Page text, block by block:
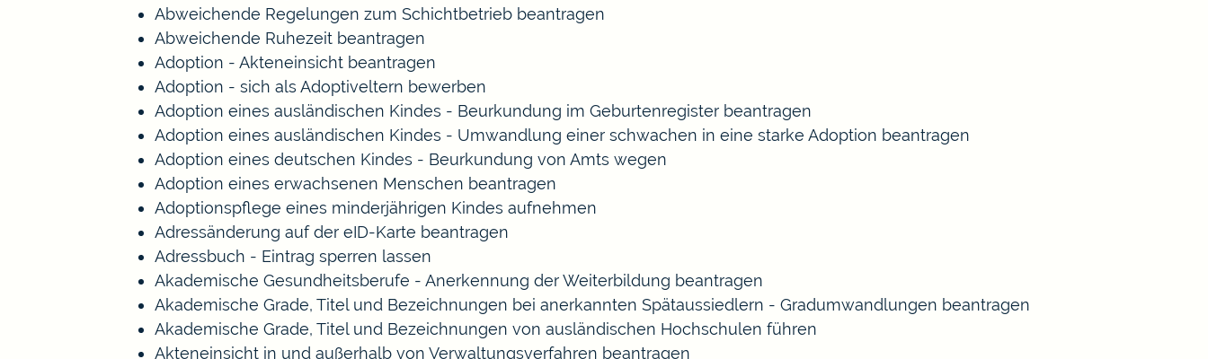
Abweichende Regelungen zum Schichtbetrieb beantragen
Abweichende Ruhezeit beantragen
Adoption - Akteneinsicht beantragen
Adoption - sich als Adoptiveltern bewerben
Adoption eines ausländischen Kindes - Beurkundung im Geburtenregister beantragen
Adoption eines ausländischen Kindes - Umwandlung einer schwachen in eine starke Adoption beantragen
Adoption eines deutschen Kindes - Beurkundung von Amts wegen
Adoption eines erwachsenen Menschen beantragen
Adoptionspflege eines minderjährigen Kindes aufnehmen
Adressänderung auf der eID-Karte beantragen
Adressbuch - Eintrag sperren lassen
Akademische Gesundheitsberufe - Anerkennung der Weiterbildung beantragen
Akademische Grade, Titel und Bezeichnungen bei anerkannten Spätaussiedlern - Gradumwandlungen beantragen
Akademische Grade, Titel und Bezeichnungen von ausländischen Hochschulen führen
Akteneinsicht in und außerhalb von Verwaltungsverfahren beantragen